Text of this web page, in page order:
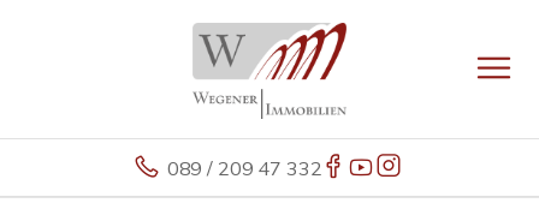
089 / 209 47 332